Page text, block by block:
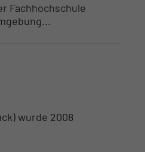
Fachhochschule
wurde 2008